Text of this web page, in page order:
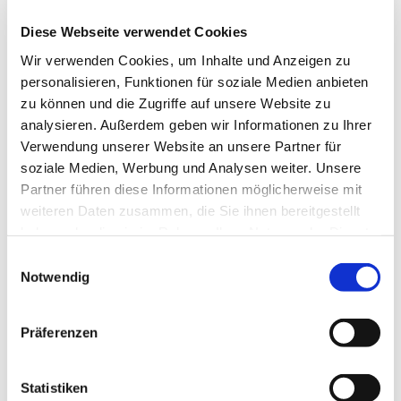
Diese Webseite verwendet Cookies
Wir verwenden Cookies, um Inhalte und Anzeigen zu
personalisieren, Funktionen für soziale Medien anbieten
zu können und die Zugriffe auf unsere Website zu
analysieren. Außerdem geben wir Informationen zu Ihrer
Verwendung unserer Website an unsere Partner für
soziale Medien, Werbung und Analysen weiter. Unsere
Partner führen diese Informationen möglicherweise mit
weiteren Daten zusammen, die Sie ihnen bereitgestellt
Notwendig
Präferenzen
Statistiken
etwas nicht verständlich ist,
man etwas oder eine Situation, in der eine
andere Person sich befindetnicht versteht,
man eine Sache nicht von der anderen
unterscheiden
Shiranai und Shirimasen hingegen
verwendet man, wenn:
man
aus etwas ziehen kann,
abernicht weiß